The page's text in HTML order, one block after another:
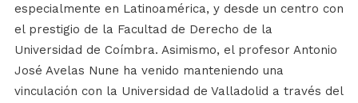
especialmente en Latinoamérica, y desde un centro con
el prestigio de la Facultad de Derecho de la
Universidad de Coímbra. Asimismo, el profesor Antonio
José Avelas Nune ha venido manteniendo una
vinculación con la Universidad de Valladolid a través del